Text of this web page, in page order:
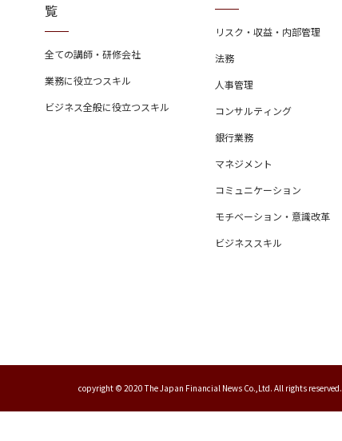
覧
全ての講師・研修会社
業務に役立つスキル
ビジネス全般に役立つスキル
リスク・収益・内部管理
法務
人事管理
コンサルティング
銀行業務
マネジメント
コミュニケーション
モチベーション・意識改革
ビジネススキル
copyright © 2020 The Japan Financial News Co.,Ltd. All rights reserved.